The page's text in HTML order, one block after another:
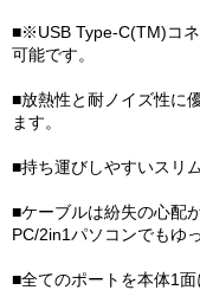
■※USB Type-C(TM)コ
可能です。
■放熱性と耐ノイズ性に
ます。
■持ち運びしやすいスリ
■ケーブルは紛失の心配
PC/2in1パソコンでもゆ
■全てのポートを本体1